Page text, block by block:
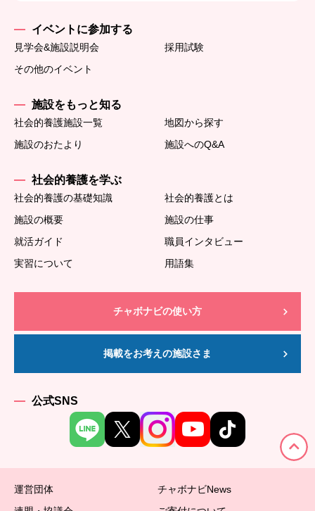
イベントに参加する
見学会&施設説明会
採用試験
その他のイベント
施設をもっと知る
社会的養護施設一覧
地図から探す
施設のおたより
施設へのQ&A
社会的養護を学ぶ
社会的養護の基礎知識
社会的養護とは
施設の概要
施設の仕事
就活ガイド
職員インタビュー
実習について
用語集
チャボナビの使い方
掲載をお考えの施設さま
公式SNS
運営団体
チャボナビNews